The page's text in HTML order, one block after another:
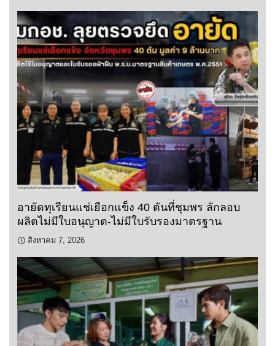
อายัดทุเรียนแช่เยือกแข็ง 40 ตันที่ชุมพร ลักลอบ
ผลิตไม่มีใบอนุญาต-ไม่มีใบรับรองมาตรฐาน
สิงหาคม 7, 2026